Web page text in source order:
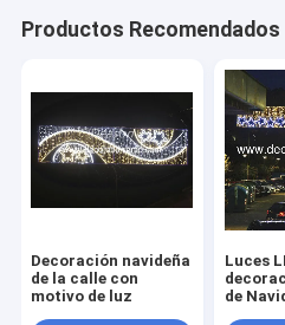
Productos Recomendados
Decoración navideña
de la calle con
motivo de luz
Luces
de